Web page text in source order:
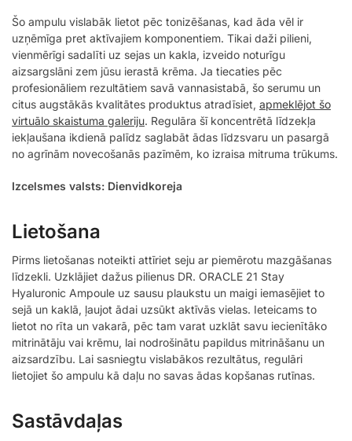
Šo ampulu vislabāk lietot pēc tonizēšanas, kad āda vēl ir
uzņēmīga pret aktīvajiem komponentiem. Tikai daži pilieni,
vienmērīgi sadalīti uz sejas un kakla, izveido noturīgu
aizsargslāni zem jūsu ierastā krēma. Ja tiecaties pēc
profesionāliem rezultātiem savā vannasistabā, šo serumu un
citus augstākās kvalitātes produktus atradīsiet, apmeklējot šo
virtuālo skaistuma galeriju. Regulāra šī koncentrētā līdzekļa
iekļaušana ikdienā palīdz saglabāt ādas līdzsvaru un pasargā
no agrīnām novecošanās pazīmēm, ko izraisa mitruma trūkums.
Izcelsmes valsts: Dienvidkoreja
Lietošana
Pirms lietošanas noteikti attīriet seju ar piemērotu mazgāšanas
līdzekli. Uzklājiet dažus pilienus DR. ORACLE 21 Stay
Hyaluronic Ampoule uz sausu plaukstu un maigi iemasējiet to
sejā un kaklā, ļaujot ādai uzsūkt aktīvās vielas. Ieteicams to
lietot no rīta un vakarā, pēc tam varat uzklāt savu iecienītāko
mitrinātāju vai krēmu, lai nodrošinātu papildus mitrināšanu un
aizsardzību. Lai sasniegtu vislabākos rezultātus, regulāri
lietojiet šo ampulu kā daļu no savas ādas kopšanas rutīnas.
Sastāvdaļas